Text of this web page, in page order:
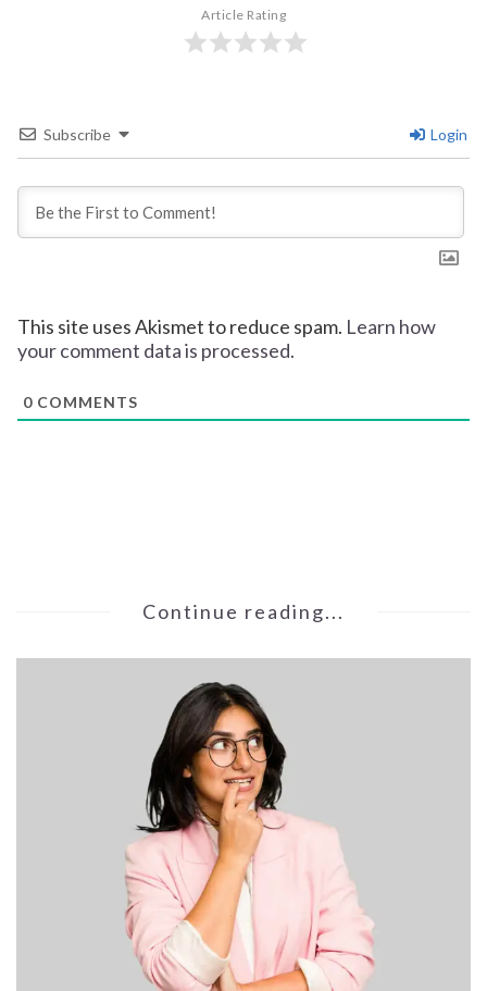
Article Rating
Subscribe Login
This site uses Akismet to reduce spam. Learn how
your comment data is processed.
0 COMMENTS
Continue reading...